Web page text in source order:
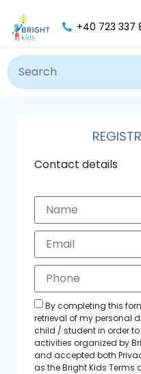
+40 723 337
Contact details
By completing this
retrieval of my personal
child / student in order
activities organized by
and accepted both
as the Bright Kids Terms